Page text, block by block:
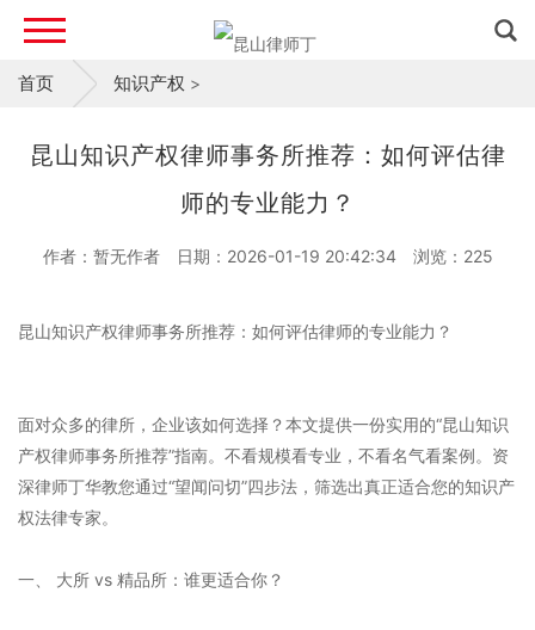
首页 >
知识产权
昆山知识产权律师事务所推荐：如何评估律
师的专业能力？
作者：暂无作者 日期：2026-01-19 20:42:34 浏览： 225
昆山知识产权律师事务所推荐：如何评估律师的专业能力？
面对众多的律所，企业该如何选择？本文提供一份实用的“昆山知识
产权律师事务所推荐”指南。不看规模看专业，不看名气看案例。资
深律师丁华教您通过“望闻问切”四步法，筛选出真正适合您的知识产
权法律专家。
一、 大所 vs 精品所：谁更适合你？